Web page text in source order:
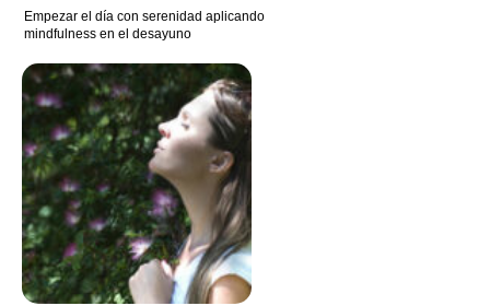
Empezar el día con serenidad aplicando
mindfulness en el desayuno